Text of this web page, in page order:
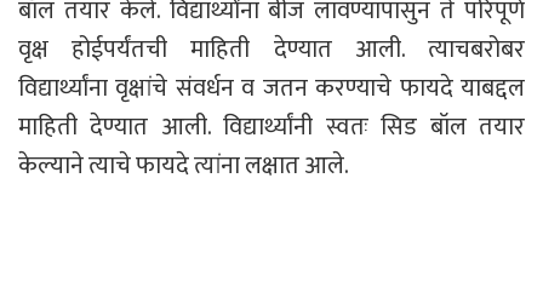
बॉल तयार केले. विद्यार्थ्यांना बीज लावण्यापासुन ते परिपूर्ण
वृक्ष होईपर्यंतची माहिती देण्यात आली. त्याचबरोबर
विद्यार्थ्यांना वृक्षांचे संवर्धन व जतन करण्याचे फायदे याबद्दल
माहिती देण्यात आली. विद्यार्थ्यांनी स्वतः सिड बॉल तयार
केल्याने त्याचे फायदे त्यांना लक्षात आले.